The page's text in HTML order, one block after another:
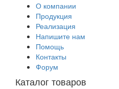
О компании
Продукция
Реализация
Напишите нам
Помощь
Контакты
Форум
Каталог товаров